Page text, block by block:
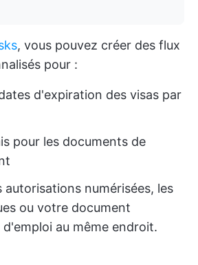
, vous pouvez créer des flux
pour :
d'expiration des visas par
pour les documents de
autorisations numérisées, les
ou votre document
au même endroit.